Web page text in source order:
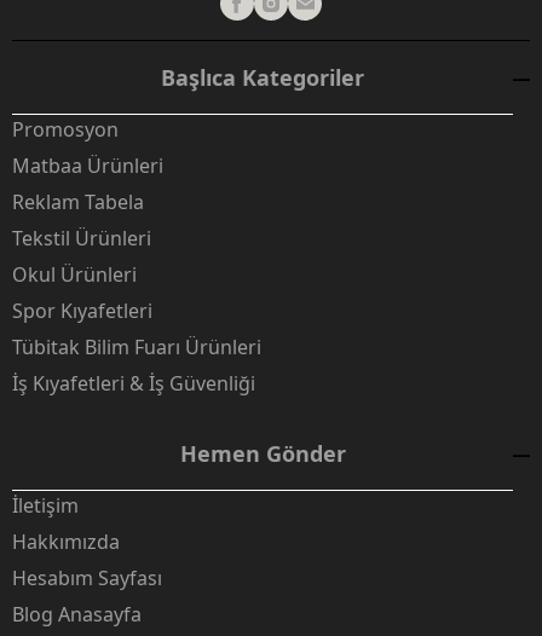
Başlıca Kategoriler
Promosyon
Matbaa Ürünleri
Reklam Tabela
Tekstil Ürünleri
Okul Ürünleri
Spor Kıyafetleri
Tübitak Bilim Fuarı Ürünleri
İş Kıyafetleri & İş Güvenliği
Hemen Gönder
İletişim
Hakkımızda
Hesabım Sayfası
Blog Anasayfa